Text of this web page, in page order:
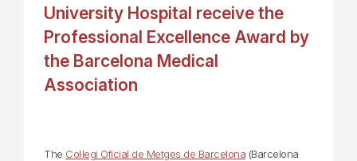
University Hospital receive the
Professional Excellence Award by
the Barcelona Medical
Association
The Col·legi Oficial de Metges de Barcelona (Barcelona